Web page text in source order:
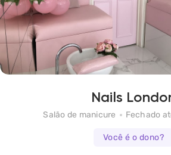
Nails
Salão de manicure Fechado
Você é o dono?